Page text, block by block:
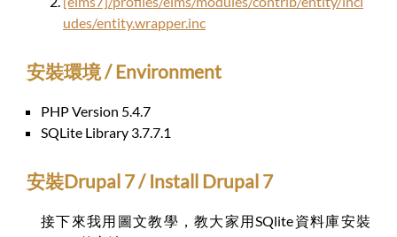
udes/entity.wrapper.inc
安裝環境 / Environment
PHP Version 5.4.7
SQLite Library 3.7.7.1
安裝Drupal 7 / Install Drupal 7
接下來我用圖文教學，教大家用SQlite資料庫安裝